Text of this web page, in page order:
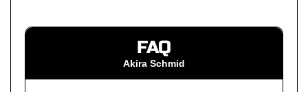
FAQ
Akira Schmid